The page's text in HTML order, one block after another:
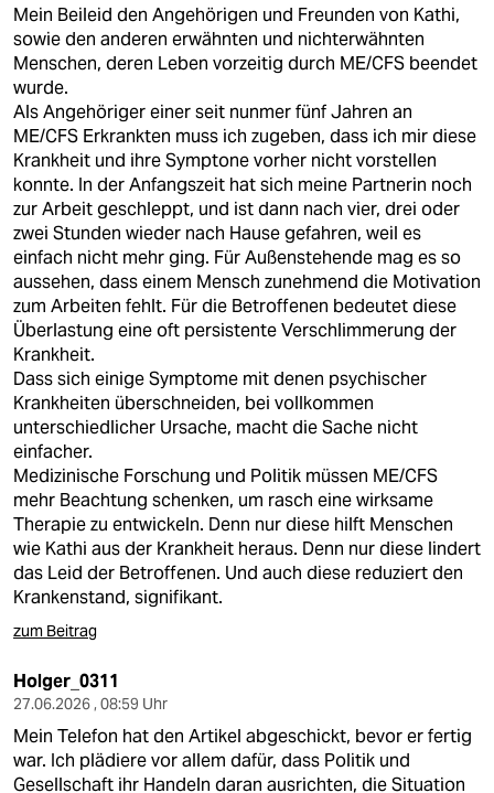
Mein Beileid den Angehörigen und Freunden von Kathi,
sowie den anderen erwähnten und nichterwähnten
Menschen, deren Leben vorzeitig durch ME/CFS beendet
wurde.
Als Angehöriger einer seit nunmer fünf Jahren an
ME/CFS Erkrankten muss ich zugeben, dass ich mir diese
Krankheit und ihre Symptone vorher nicht vorstellen
konnte. In der Anfangszeit hat sich meine Partnerin noch
zur Arbeit geschleppt, und ist dann nach vier, drei oder
zwei Stunden wieder nach Hause gefahren, weil es
einfach nicht mehr ging. Für Außenstehende mag es so
aussehen, dass einem Mensch zunehmend die Motivation
zum Arbeiten fehlt. Für die Betroffenen bedeutet diese
Überlastung eine oft persistente Verschlimmerung der
Krankheit.
Dass sich einige Symptome mit denen psychischer
Krankheiten überschneiden, bei vollkommen
unterschiedlicher Ursache, macht die Sache nicht
einfacher.
Medizinische Forschung und Politik müssen ME/CFS
mehr Beachtung schenken, um rasch eine wirksame
Therapie zu entwickeln. Denn nur diese hilft Menschen
wie Kathi aus der Krankheit heraus. Denn nur diese lindert
das Leid der Betroffenen. Und auch diese reduziert den
Krankenstand, signifikant.
zum Beitrag
Holger_0311
27.06.2026 , 08:59 Uhr
Mein Telefon hat den Artikel abgeschickt, bevor er fertig
war. Ich plädiere vor allem dafür, dass Politik und
Gesellschaft ihr Handeln daran ausrichten, die Situation